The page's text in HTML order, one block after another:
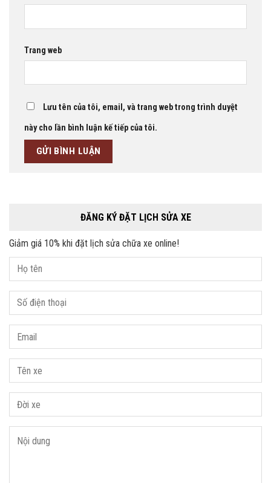
Trang web
Lưu tên của tôi, email, và trang web trong trình duyệt
này cho lần bình luận kế tiếp của tôi.
ĐĂNG KÝ ĐẶT LỊCH SỬA XE
Giảm giá 10% khi đặt lịch sửa chữa xe online!